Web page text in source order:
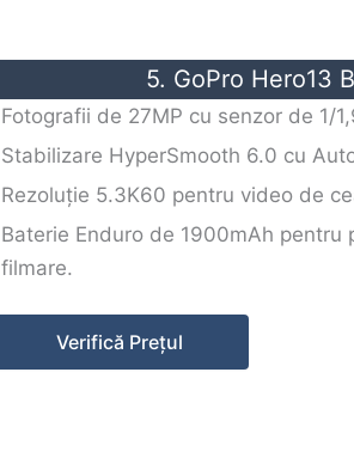
5. GoPro Hero13
Fotografii de 27MP cu senzor de 1/
Stabilizare HyperSmooth 6.0 cu
Rezoluție 5.3K60 pentru video de
Baterie Enduro de 1900mAh pentru
filmare.
Verifică Prețul